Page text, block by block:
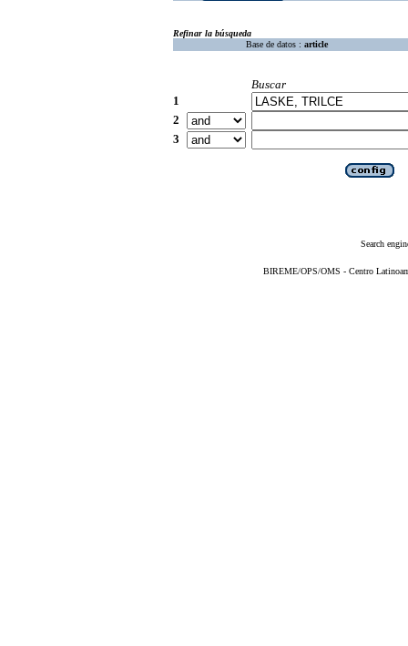
Refinar la búsqueda
Base de datos : article
Buscar
1
2
3
Search
BIREME/OPS/OMS - Centro